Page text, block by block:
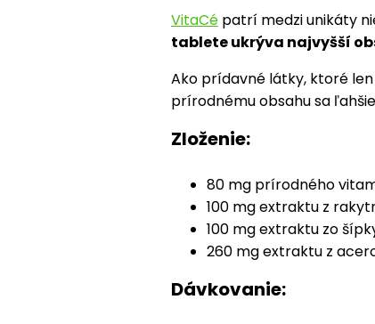
VitaCé patrí medzi unikáty
tablete ukrýva najvyšší
Ako prídavné látky, ktoré len
prírodnému obsahu sa
Zloženie:
80 mg prírodného
100 mg extraktu z
100 mg extraktu zo
260 mg extraktu z
Dávkovanie: